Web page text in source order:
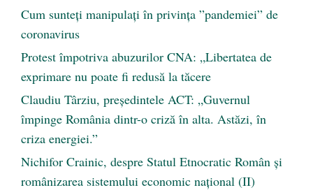
Cum sunteți manipulați în privința ”pandemiei” de
coronavirus
Protest împotriva abuzurilor CNA: „Libertatea de
exprimare nu poate fi redusă la tăcere
Claudiu Târziu, președintele ACT: „Guvernul
împinge România dintr-o criză în alta. Astăzi, în
criza energiei.”
Nichifor Crainic, despre Statul Etnocratic Român şi
românizarea sistemului economic naţional (II)